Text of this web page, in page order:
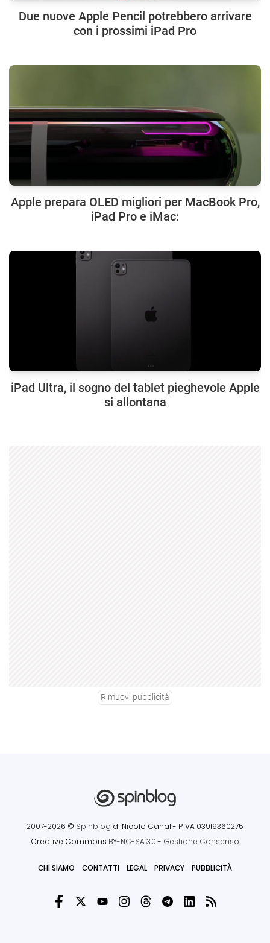
Due nuove Apple Pencil potrebbero arrivare
con i prossimi iPad Pro
Apple prepara OLED migliori per MacBook Pro,
iPad Pro e iMac:
iPad Ultra, il sogno del tablet pieghevole Apple
si allontana
Rimuovi pubblicità
2007-2026 © Spinblog di Nicolò Canal - P.IVA 03919360275
Creative Commons BY-NC-SA 3.0- Gestione Consenso
CHI SIAMO CONTATTI LEGAL PRIVACY PUBBLICITÀ